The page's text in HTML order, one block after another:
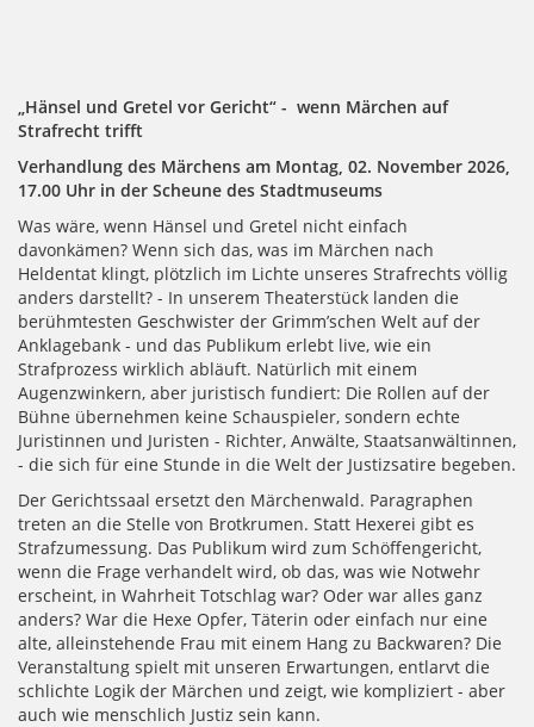
„Hänsel und Gretel vor Gericht“ - wenn Märchen auf
Strafrecht trifft
Verhandlung des Märchens am Montag, 02. November 2026,
17.00 Uhr in der Scheune des Stadtmuseums
Was wäre, wenn Hänsel und Gretel nicht einfach
davonkämen? Wenn sich das, was im Märchen nach
Heldentat klingt, plötzlich im Lichte unseres Strafrechts völlig
anders darstellt? - In unserem Theaterstück landen die
berühmtesten Geschwister der Grimm’schen Welt auf der
Anklagebank - und das Publikum erlebt live, wie ein
Strafprozess wirklich abläuft. Natürlich mit einem
Augenzwinkern, aber juristisch fundiert: Die Rollen auf der
Bühne übernehmen keine Schauspieler, sondern echte
Juristinnen und Juristen - Richter, Anwälte, Staatsanwältinnen,
- die sich für eine Stunde in die Welt der Justizsatire begeben.
Der Gerichtssaal ersetzt den Märchenwald. Paragraphen
treten an die Stelle von Brotkrumen. Statt Hexerei gibt es
Strafzumessung. Das Publikum wird zum Schöffengericht,
wenn die Frage verhandelt wird, ob das, was wie Notwehr
erscheint, in Wahrheit Totschlag war? Oder war alles ganz
anders? War die Hexe Opfer, Täterin oder einfach nur eine
alte, alleinstehende Frau mit einem Hang zu Backwaren? Die
Veranstaltung spielt mit unseren Erwartungen, entlarvt die
schlichte Logik der Märchen und zeigt, wie kompliziert - aber
auch wie menschlich Justiz sein kann.